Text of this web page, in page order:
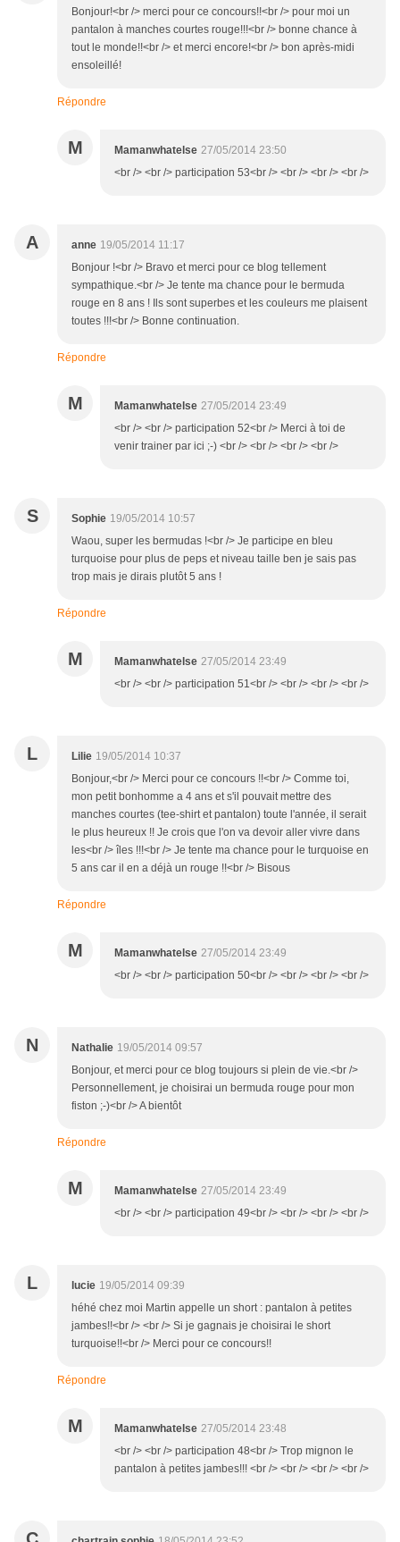
Bonjour!<br /> merci pour ce concours!!<br /> pour moi un
pantalon à manches courtes rouge!!!<br /> bonne chance à
tout le monde!!<br /> et merci encore!<br /> bon après-midi
ensoleillé!
Répondre
M Mamanwhatelse 27/05/2014 23:50
<br /> <br /> participation 53<br /> <br /> <br /> <br />
A anne 19/05/2014 11:17
Bonjour !<br /> Bravo et merci pour ce blog tellement
sympathique.<br /> Je tente ma chance pour le bermuda
rouge en 8 ans ! Ils sont superbes et les couleurs me plaisent
toutes !!!<br /> Bonne continuation.
Répondre
M Mamanwhatelse 27/05/2014 23:49
<br /> <br /> participation 52<br /> Merci à toi de
venir trainer par ici ;-) <br /> <br /> <br /> <br />
S Sophie 19/05/2014 10:57
Waou, super les bermudas !<br /> Je participe en bleu
turquoise pour plus de peps et niveau taille ben je sais pas
trop mais je dirais plutôt 5 ans !
Répondre
M Mamanwhatelse 27/05/2014 23:49
<br /> <br /> participation 51<br /> <br /> <br /> <br />
L Lilie 19/05/2014 10:37
Bonjour,<br /> Merci pour ce concours !!<br /> Comme toi,
mon petit bonhomme a 4 ans et s'il pouvait mettre des
manches courtes (tee-shirt et pantalon) toute l'année, il serait
le plus heureux !! Je crois que l'on va devoir aller vivre dans
les<br /> îles !!!<br /> Je tente ma chance pour le turquoise en
5 ans car il en a déjà un rouge !!<br /> Bisous
Répondre
M Mamanwhatelse 27/05/2014 23:49
<br /> <br /> participation 50<br /> <br /> <br /> <br />
N Nathalie 19/05/2014 09:57
Bonjour, et merci pour ce blog toujours si plein de vie.<br />
Personnellement, je choisirai un bermuda rouge pour mon
fiston ;-)<br /> A bientôt
Répondre
M Mamanwhatelse 27/05/2014 23:49
<br /> <br /> participation 49<br /> <br /> <br /> <br />
L lucie 19/05/2014 09:39
héhé chez moi Martin appelle un short : pantalon à petites
jambes!!<br /> <br /> Si je gagnais je choisirai le short
turquoise!!<br /> Merci pour ce concours!!
Répondre
M Mamanwhatelse 27/05/2014 23:48
<br /> <br /> participation 48<br /> Trop mignon le
pantalon à petites jambes!!! <br /> <br /> <br /> <br />